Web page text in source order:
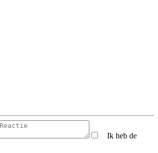
Ik heb de